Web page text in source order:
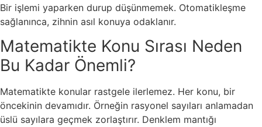
Bir işlemi yaparken durup düşünmemek. Otomatikleşme
sağlanınca, zihnin asıl konuya odaklanır.
Matematikte Konu Sırası Neden
Bu Kadar Önemli?
Matematikte konular rastgele ilerlemez. Her konu, bir
öncekinin devamıdır. Örneğin rasyonel sayıları anlamadan
üslü sayılara geçmek zorlaştırır. Denklem mantığı